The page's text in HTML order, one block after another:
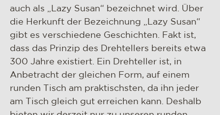
kontakt
auch als „Lazy Susan“ bezeichnet wird. Über
die Herkunft der Bezeichnung „Lazy Susan“
gibt es verschiedene Geschichten. Fakt ist,
dass das Prinzip des Drehtellers bereits etwa
300 Jahre existiert. Ein Drehteller ist, in
Anbetracht der gleichen Form, auf einem
runden Tisch am praktischsten, da ihn jeder
am Tisch gleich gut erreichen kann. Deshalb